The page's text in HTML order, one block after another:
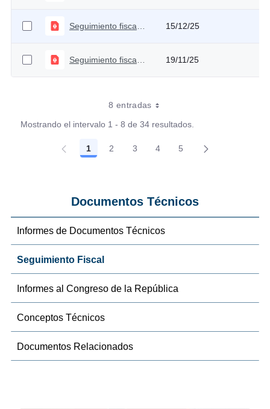
15/12/25
19/11/25
8 entradas
Mostrando el intervalo 1 - 8 de 34 resultados.
Página
1 Página
2 Página
3 Página
4 Página
5
Documentos Técnicos
Informes de Documentos Técnicos
Seguimiento Fiscal
Informes al Congreso de la República
Conceptos Técnicos
Documentos Relacionados